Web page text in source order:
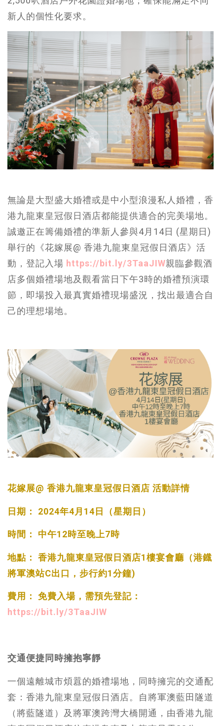
新人的個性化要求。
無論是大型盛大婚禮或是中小型浪漫私人婚禮，香
港九龍東皇冠假日酒店都能提供適合的完美場地。
誠邀正在籌備婚禮的準新人參與4月14日 (星期日)
舉行的《花嫁展@ 香港九龍東皇冠假日酒店》活
動，登記入場 https://bit.ly/3TaaJIW親臨參觀酒
店多個婚禮場地及觀看當日下午3時的婚禮預演環
節，即場投入最真實婚禮現場盛況，找出最適合自
己的理想場地。
花嫁展@ 香港九龍東皇冠假日酒店 活動詳情
日期： 2024年4月14日（星期日）
時間： 中午12時至晚上7時
地點： 香港九龍東皇冠假日酒店1樓宴會廳（港鐡
將軍澳站C出口，步行約1分鐘)
費用： 免費入場，需預先登記：
https://bit.ly/3TaaJIW
交通便捷同時擁抱寧靜
一個遠離城市煩囂的婚禮場地，同時擁完的交通配
套：香港九龍東皇冠假日酒店。自將軍澳藍田隧道
（將藍隧道）及將軍澳跨灣大橋開通，由香港九龍